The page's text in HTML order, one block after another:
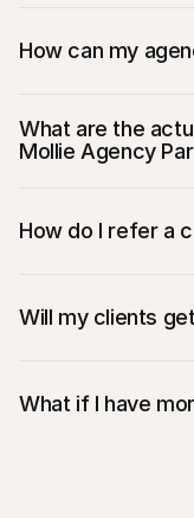
How can my
What are the
Mollie Agency
How do I refer a
Will my clients
What if I have